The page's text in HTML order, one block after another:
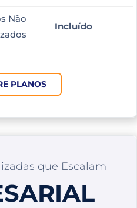
Não
Incluído
PLANOS
que Escalam